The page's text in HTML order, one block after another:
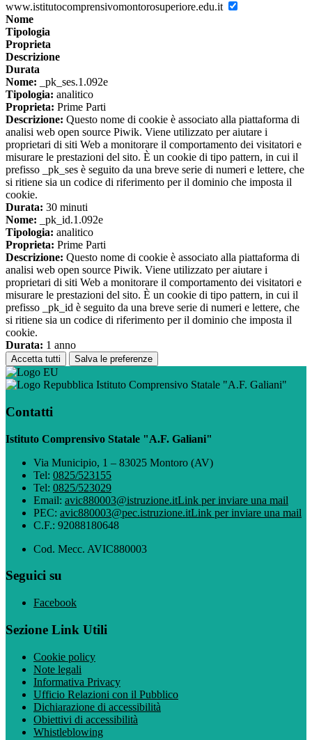
www.istitutocomprensivomontorosuperiore.edu.it
Nome
Tipologia
Proprieta
Descrizione
Durata
Nome: _pk_ses.1.092e
Tipologia: analitico
Proprieta: Prime Parti
Descrizione: Questo nome di cookie è associato alla piattaforma di
analisi web open source Piwik. Viene utilizzato per aiutare i
proprietari di siti Web a monitorare il comportamento dei visitatori e
misurare le prestazioni del sito. È un cookie di tipo pattern, in cui il
prefisso _pk_ses è seguito da una breve serie di numeri e lettere, che
si ritiene sia un codice di riferimento per il dominio che imposta il
cookie.
Durata: 30 minuti
Nome: _pk_id.1.092e
Tipologia: analitico
Proprieta: Prime Parti
Descrizione: Questo nome di cookie è associato alla piattaforma di
analisi web open source Piwik. Viene utilizzato per aiutare i
proprietari di siti Web a monitorare il comportamento dei visitatori e
misurare le prestazioni del sito. È un cookie di tipo pattern, in cui il
prefisso _pk_id è seguito da una breve serie di numeri e lettere, che
si ritiene sia un codice di riferimento per il dominio che imposta il
cookie.
Durata: 1 anno
Accetta tutti Salva le preferenze
Istituto Comprensivo Statale "A.F. Galiani"
Contatti
Istituto Comprensivo Statale "A.F. Galiani"
Via Municipio, 1 – 83025 Montoro (AV)
Tel: 0825/523155
Tel: 0825/523029
Email: avic880003@istruzione.itLink per inviare una mail
PEC: avic880003@pec.istruzione.itLink per inviare una mail
C.F.: 92088180648
Cod. Mecc. AVIC880003
Seguici su
Facebook
Sezione Link Utili
Cookie policy
Note legali
Informativa Privacy
Ufficio Relazioni con il Pubblico
Dichiarazione di accessibilità
Obiettivi di accessibilità
Whistleblowing